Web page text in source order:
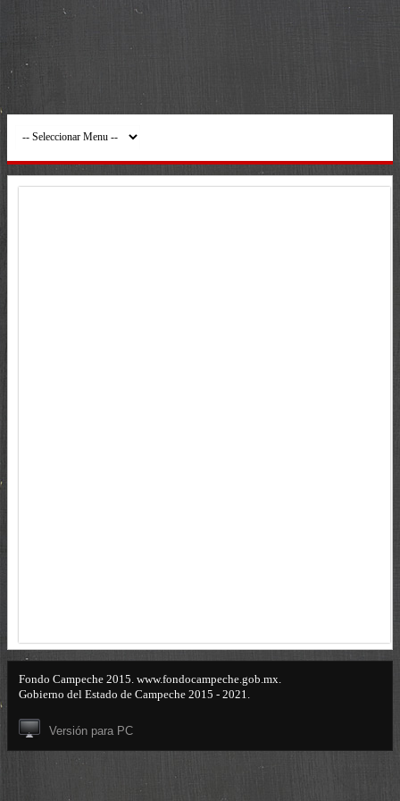
Fondo Campeche 2015. www.fondocampeche.gob.mx.
Gobierno del Estado de Campeche 2015 - 2021.
Versión para PC